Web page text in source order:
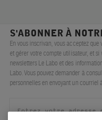
S'ABONNER À
En vous inscrivan, vous acceptez
et gérer votre compte utilisateur, et si
newsletters Le Labo et des
Labo. Vous pouvez demander à
personnelles en envoyant un courriel à